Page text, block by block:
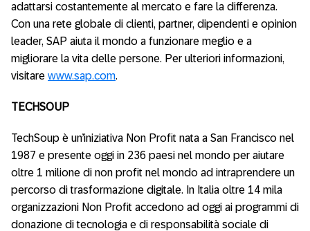
adattarsi costantemente al mercato e fare la differenza.
Con una rete globale di clienti, partner, dipendenti e opinion
leader, SAP aiuta il mondo a funzionare meglio e a
migliorare la vita delle persone. Per ulteriori informazioni,
visitare www.sap.com.
TECHSOUP
TechSoup è un’iniziativa Non Profit nata a San Francisco nel
1987 e presente oggi in 236 paesi nel mondo per aiutare
oltre 1 milione di non profit nel mondo ad intraprendere un
percorso di trasformazione digitale. In Italia oltre 14 mila
organizzazioni Non Profit accedono ad oggi ai programmi di
donazione di tecnologia e di responsabilità sociale di